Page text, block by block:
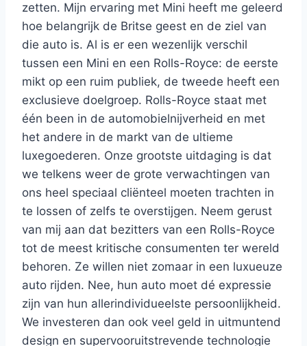
zetten. Mijn ervaring met Mini heeft me geleerd
hoe belangrijk de Britse geest en de ziel van
die auto is. Al is er een wezenlijk verschil
tussen een Mini en een Rolls-Royce: de eerste
mikt op een ruim publiek, de tweede heeft een
exclusieve doelgroep. Rolls-Royce staat met
één been in de automobielnijverheid en met
het andere in de markt van de ultieme
luxegoederen. Onze grootste uitdaging is dat
we telkens weer de grote verwachtingen van
ons heel speciaal cliënteel moeten trachten in
te lossen of zelfs te overstijgen. Neem gerust
van mij aan dat bezitters van een Rolls-Royce
tot de meest kritische consumenten ter wereld
behoren. Ze willen niet zomaar in een luxueuze
auto rijden. Nee, hun auto moet dé expressie
zijn van hun allerindividueelste persoonlijkheid.
We investeren dan ook veel geld in uitmuntend
design en supervooruitstrevende technologie